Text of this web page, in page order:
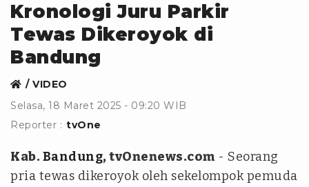
Kronologi Juru Parkir
Tewas Dikeroyok di
Bandung
VIDEO
Selasa, 18 Maret 2025 - 09:20 WIB
Reporter : tvOne
Kab.Bandung, tvOnenews.com - Seorang
pria tewas dikeroyok oleh sekelompok pemuda